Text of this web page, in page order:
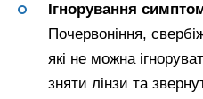
Ігнорування
Почервоніння,
які не можна
зняти лінзи та